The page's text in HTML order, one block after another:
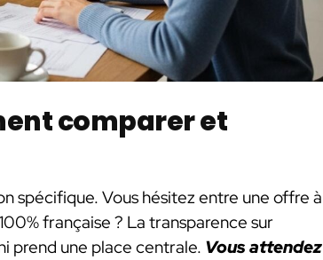
comparer et
spécifique. Vous hésitez entre une offre à
française ? La transparence sur
prend une place centrale. Vous attendez